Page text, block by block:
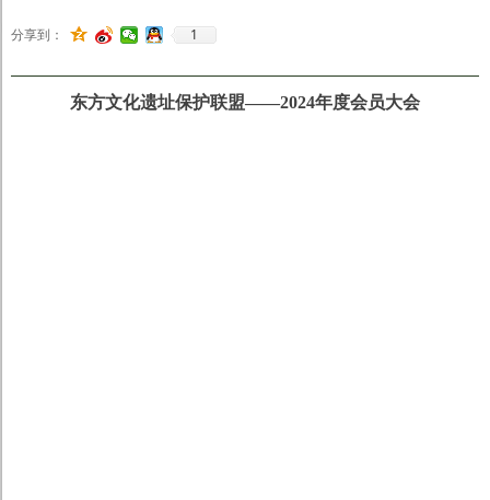
分享到： 1
东方文化遗址保护联盟——2024年度会员大会